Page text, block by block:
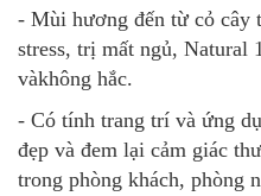
- Mùi hương đến từ cỏ cây
stress, trị mất ngủ, Natural
vàkhông hắc.
- Có tính trang trí và ứng
đẹp và đem lại cảm giác
trong phòng khách, phòng